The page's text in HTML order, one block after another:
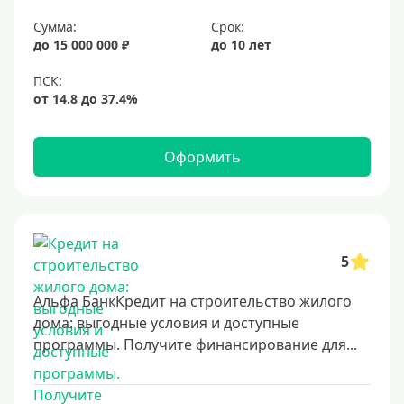
Долгосрочные
Год
3 года
4 года
6 лет
7 лет
8 лет
9 лет
10 лет
15 лет
Сумма:
до 15 000 000 ₽
Срок:
до 10 лет
Оформить
5
Альфа БанкКредит на строительство жилого
дома: выгодные условия и доступные
программы. Получите финансирование для...